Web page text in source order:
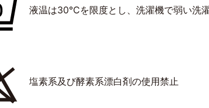
液温は30℃を限度とし、洗濯機で弱い洗
塩素系及び酵素系漂白剤の使用禁止